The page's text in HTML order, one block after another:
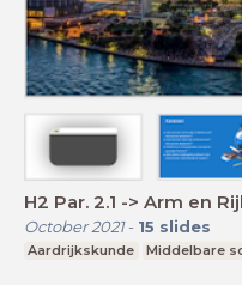
H2 Par. 2.1 -> Arm en
October 2021- 15 slides
Aardrijkskunde Middelbare